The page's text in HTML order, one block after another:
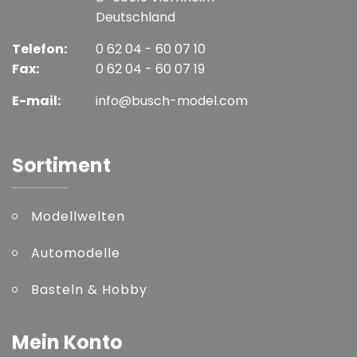
Deutschland
Telefon:
Fax:
0 62 04 - 60 07 10
0 62 04 - 60 07 19
E-mail:
info@busch-model.com
Sortiment
Modellwelten
Automodelle
Basteln & Hobby
Mein Konto